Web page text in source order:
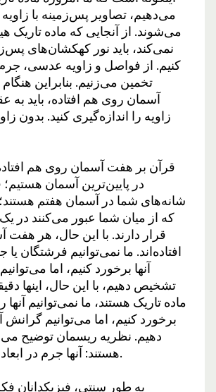
می‌دهیم، تصاویر پس‌زمینه با
می‌شوند. از آنجایی که ماده تاریک
نمی‌کند، باید نور کهکشان‌های
کنیم. از فواصل و زاویه عدسی، جرم
تخمین می‌زنیم. بنابراین
آسمان روی هم افتاده، باید به
زاویه را اندازه‌گیری کنید. بدون
قرآن بر هفت آسمان روی هم افتاده
در پایین‌ترین آسمان
شانه‌های شما در آسمان هفتم
که از میان شما عبور می‌کنند در یک
قرار دارند. با این حال، هر
افتاده‌اند. ما نمی‌توانیم فرشتگان یا
آنها برخورد کنیم، اما
تشخیص دهیم، با این حال، اینها
ماده تاریک هستند، ما نمی‌توانیم آنها را
برخورد کنیم، اما می‌توانیم
دهیم. نظریه ریسمان توضیح
هستند: آنها جرم در ابعاد اضافی هستند.
به طور سنتی، فیزیکدانان